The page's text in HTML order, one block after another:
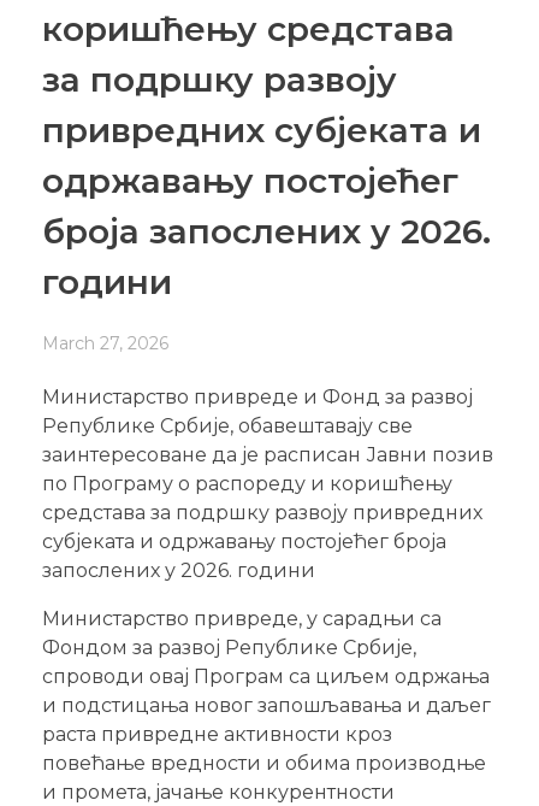
коришћењу средстава
за подршку развоју
привредних субјеката и
одржавању постојећег
броја запослених у 2026.
години
March 27, 2026
Министарство привреде и Фонд за развој
Републике Србије, обавештавају све
заинтересоване да је расписан Јавни позив
по Програму о распореду и коришћењу
средстава за подршку развоју привредних
субјеката и одржавању постојећег броја
запослених у 2026. години
Министарство привреде, у сарадњи са
Фондом за развој Републике Србије,
спроводи овај Програм са циљем одржања
и подстицања новог запошљавања и даљег
раста привредне активности кроз
повећање вредности и обима производње
и промета, јачање конкурентности